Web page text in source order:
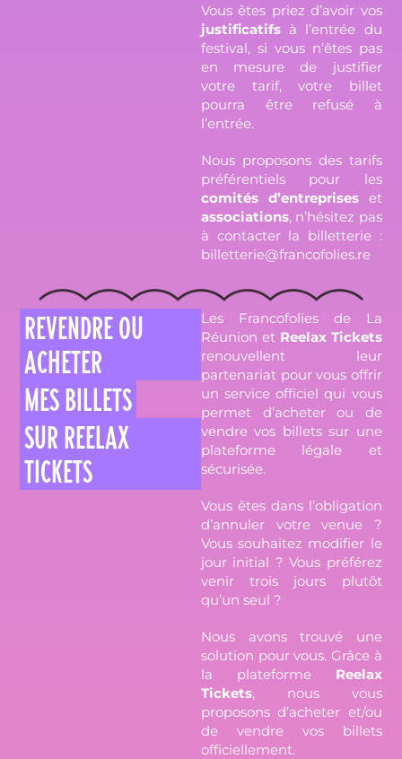
Vous êtes priez d’avoir vos
justificatifs à l’entrée du
festival, si vous n’êtes pas
en mesure de justifier
votre tarif, votre billet
pourra être refusé à
l’entrée.
Nous proposons des tarifs
préférentiels pour les
comités d’entrepriseset
associations, n’hésitez pas
à contacter la billetterie :
billetterie@francofolies.re
REVENDRE OU
ACHETER
MES BILLETS
SUR REELAX
TICKETS
Les Francofolies de La
Réunion et Reelax Tickets
renouvellent leur
partenariat pour vous offrir
un service officiel qui vous
permet d’acheter ou de
vendre vos billets sur une
plateforme légale et
sécurisée.
Vous êtes dans l’obligation
d’annuler votre venue ?
Vous souhaitez modifier le
jour initial ? Vous préférez
venir trois jours plutôt
qu’un seul ?
Nous avons trouvé une
solution pour vous. Grâce à
la plateforme Reelax
Tickets, nous vous
proposons d’acheter et/ou
de vendre vos billets
officiellement.